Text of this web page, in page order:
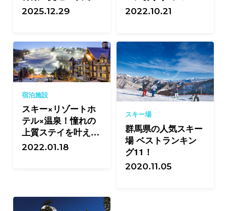
温泉・前売り準備ま
2025.12.29
ー場特集！
2022.10.21
宿泊施設
スキー×リゾートホ
テル×温泉！憧れの
上質ステイを叶える
宿11選
2022.01.18
スキー場
群馬県の人気スキー
場 ベストランキン
グ11！
2020.11.05